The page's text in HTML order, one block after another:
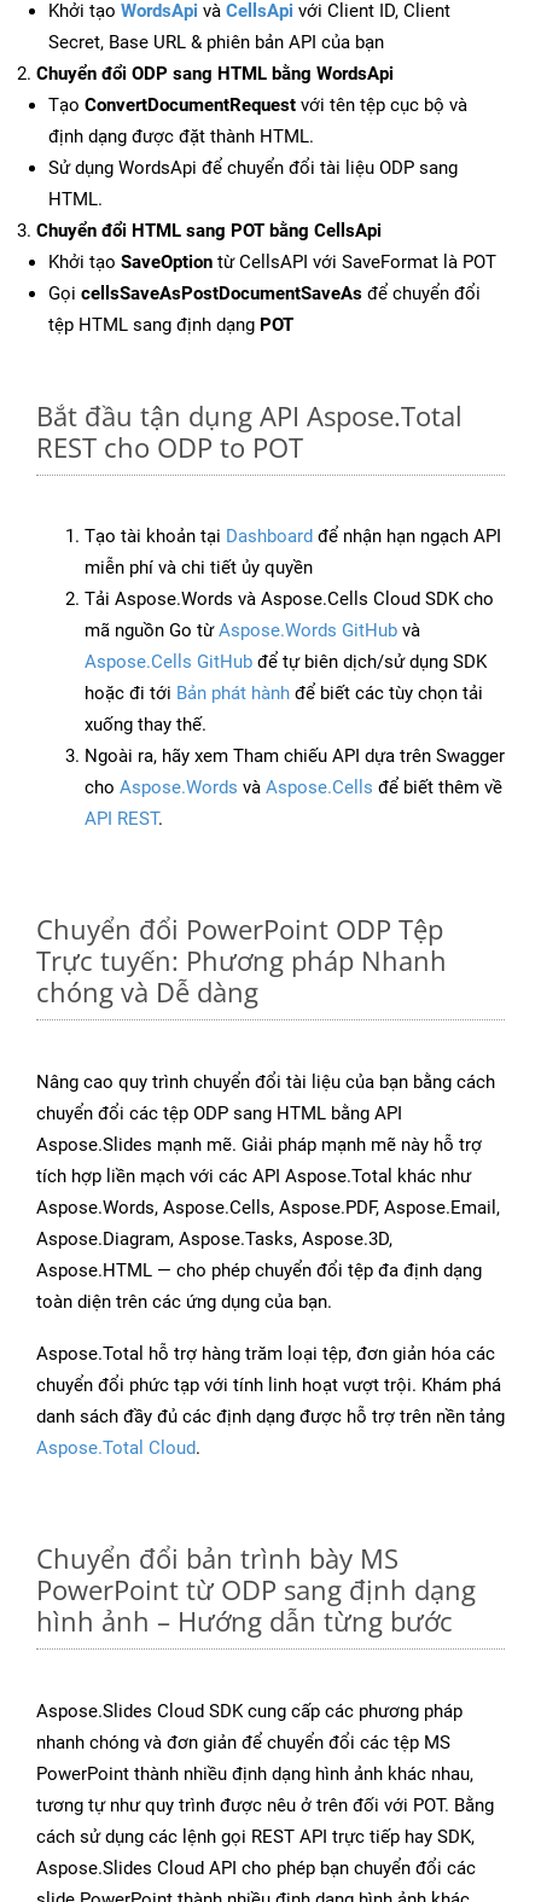
Khởi tạo WordsApi và CellsApi với Client ID, Client
Secret, Base URL & phiên bản API của bạn
Chuyển đổi ODP sang HTML bằng WordsApi
Tạo ConvertDocumentRequest với tên tệp cục bộ và
định dạng được đặt thành HTML.
Sử dụng WordsApi để chuyển đổi tài liệu ODP sang
HTML.
Chuyển đổi HTML sang POT bằng CellsApi
Khởi tạo SaveOption từ CellsAPI với SaveFormat là POT
Gọi cellsSaveAsPostDocumentSaveAs để chuyển đổi
tệp HTML sang định dạng POT
Bắt đầu tận dụng API Aspose.Total
REST cho ODP to POT
Tạo tài khoản tại Dashboard để nhận hạn ngạch API
miễn phí và chi tiết ủy quyền
Tải Aspose.Words và Aspose.Cells Cloud SDK cho
mã nguồn Go từAspose.Words GitHub và
Aspose.Cells GitHub để tự biên dịch/sử dụng SDK
hoặc đi tới Bản phát hành để biết các tùy chọn tải
xuống thay thế.
Ngoài ra, hãy xem Tham chiếu API dựa trên Swagger
cho Aspose.Words và Aspose.Cells để biết thêm về
API REST.
Chuyển đổi PowerPoint ODP Tệp
Trực tuyến: Phương pháp Nhanh
chóng và Dễ dàng
Nâng cao quy trình chuyển đổi tài liệu của bạn bằng cách
chuyển đổi các tệp ODP sang HTML bằng API
Aspose.Slides mạnh mẽ. Giải pháp mạnh mẽ này hỗ trợ
tích hợp liền mạch với các API Aspose.Total khác như
Aspose.Words, Aspose.Cells, Aspose.PDF, Aspose.Email,
Aspose.Diagram, Aspose.Tasks, Aspose.3D,
Aspose.HTML — cho phép chuyển đổi tệp đa định dạng
toàn diện trên các ứng dụng của bạn.
Aspose.Total hỗ trợ hàng trăm loại tệp, đơn giản hóa các
chuyển đổi phức tạp với tính linh hoạt vượt trội. Khám phá
danh sách đầy đủ các định dạng được hỗ trợ trên nền tảng
Aspose.Total Cloud.
Chuyển đổi bản trình bày MS
PowerPoint từ ODP sang định dạng
hình ảnh – Hướng dẫn từng bước
Aspose.Slides Cloud SDK cung cấp các phương pháp
nhanh chóng và đơn giản để chuyển đổi các tệp MS
PowerPoint thành nhiều định dạng hình ảnh khác nhau,
tương tự như quy trình được nêu ở trên đối với POT. Bằng
cách sử dụng các lệnh gọi REST API trực tiếp hay SDK,
Aspose.Slides Cloud API cho phép bạn chuyển đổi các